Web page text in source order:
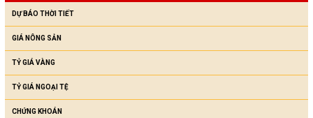
DỰ BÁO THỜI TIẾT
GIÁ NÔNG SẢN
TỶ GIÁ VÀNG
TỶ GIÁ NGOẠI TỆ
CHỨNG KHOÁN